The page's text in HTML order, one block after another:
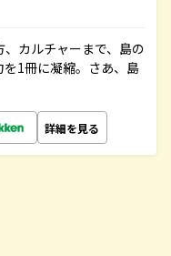
カルチャーまで、島の
1冊に凝縮。さあ、島
詳細を見る